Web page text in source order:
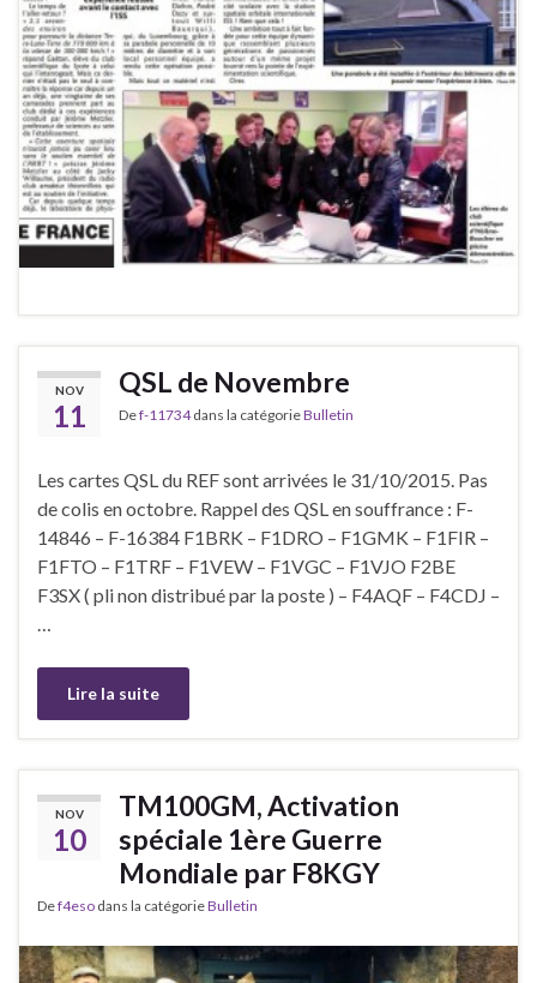
NOV
11
QSL de Novembre
Def-11734dans la catégorieBulletin
Les cartes QSL du REF sont arrivées le 31/10/2015. Pas
de colis en octobre. Rappel des QSL en souffrance : F-
14846 – F-16384 F1BRK – F1DRO – F1GMK – F1FIR –
F1FTO – F1TRF – F1VEW – F1VGC – F1VJO F2BE
F3SX ( pli non distribué par la poste ) – F4AQF – F4CDJ –
…
Lire la suite
NOV
10
TM100GM, Activation
spéciale 1ère Guerre
Mondiale par F8KGY
Def4eso dans la catégorieBulletin